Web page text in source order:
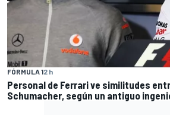
FÓRMULA 12 h
Personal de Ferrari ve similitudes
Schumacher, según un antiguo